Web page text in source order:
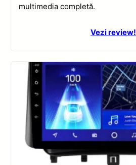
multimedia completă.
Vezi review!